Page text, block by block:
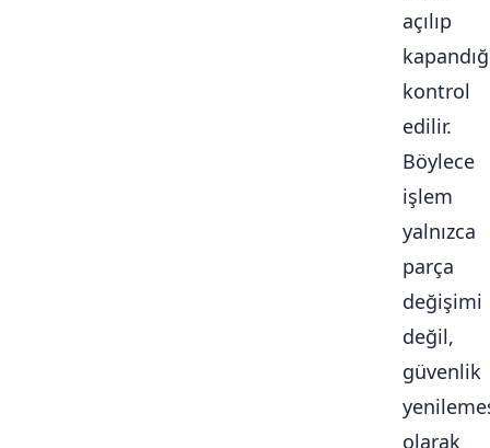
açılıp
kontrol
edilir.
Böylece
işlem
yalnızca
parça
değişimi
değil,
güvenlik
olarak